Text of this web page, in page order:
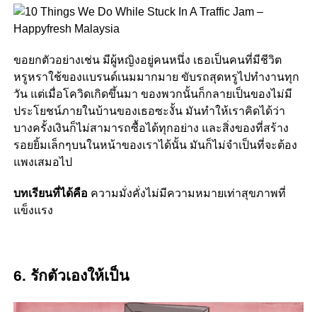
ขอยกตัวอย่างเช่น มีผู้หญิงอยู่คนหนึ่ง เธอเป็นคนที่มีชีวิต
หรูหราใช้ของแบรนด์เนมมากมาย ขับรถสุดหรูไปทำงานทุก
วัน แต่เมื่อโควิดเกิดขึ้นมา ของพวกนั้นก็กลายเป็นของไม่มี
ประโยชน์ภายในบ้านของเธอซะงั้น มันทำให้เราคิดได้ว่า
บางครั้งเงินก็ไม่สามารถซื้อได้ทุกอย่าง และสิ่งของที่สร้าง
รอยยิ้มเล็กๆบนในหน้าของเราได้นั้น มันก็ไม่จำเป็นที่จะต้อง
แพงเสมอไป
บทเรียนที่ได้คือ ความมั่งคั่งไม่มีความหมายเท่าสุขภาพที่
แข็งแรง
6. รักตัวเองให้เป็น